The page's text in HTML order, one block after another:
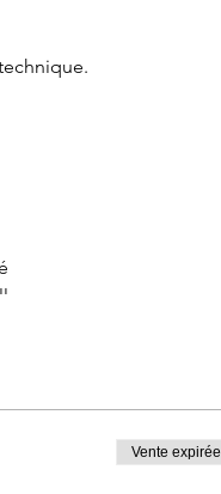
faire face au propos
Vente expirée